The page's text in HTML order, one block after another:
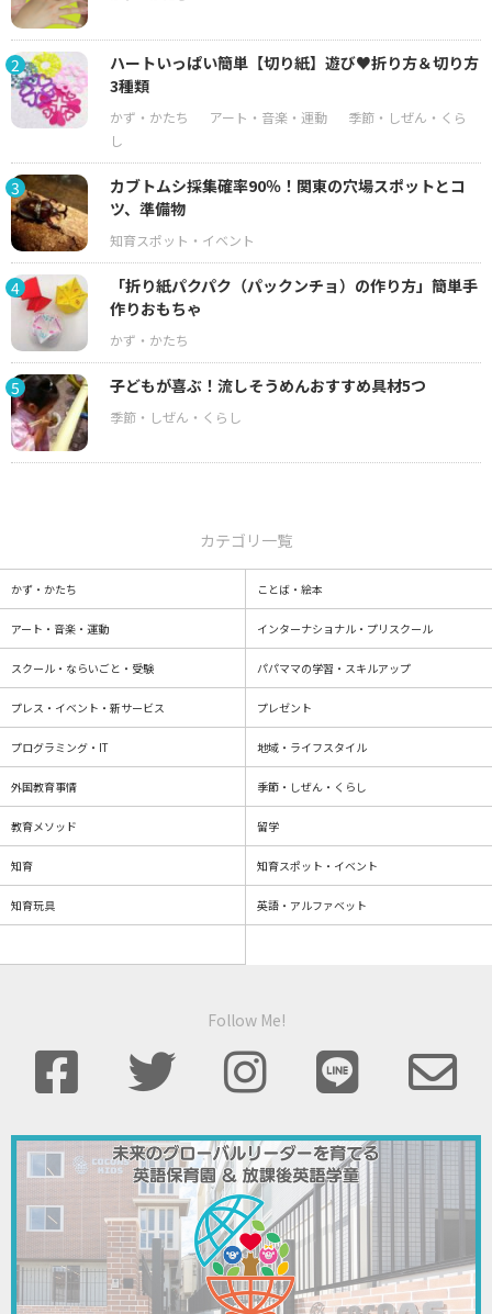
2
ハートいっぱい簡単【切り紙】遊び♥折り方＆切り方
3種類
3
カブトムシ採集確率90％！関東の穴場スポットとコ
ツ、準備物
4
「折り紙パクパク（パックンチョ）の作り方」簡単手
作りおもちゃ
5 子どもが喜ぶ！流しそうめんおすすめ具材5つ
カテゴリ一覧
かず・かたち ことば・絵本
アート・音楽・運動 インターナショナル・プリスクール
スクール・ならいごと・受験 パパママの学習・スキルアップ
プレス・イベント・新サービス プレゼント
プログラミング・IT 地域・ライフスタイル
外国教育事情 季節・しぜん・くらし
教育メソッド 留学
知育 知育スポット・イベント
知育玩具 英語・アルファベット
Follow Me!